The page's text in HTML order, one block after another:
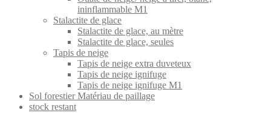
ininflammable M1
Stalactite de glace
Stalactite de glace, au mètre
Stalactite de glace, seules
Tapis de neige
Tapis de neige extra duveteux
Tapis de neige ignifuge
Tapis de neige ignifuge M1
Sol forestier Matériau de paillage
stock restant